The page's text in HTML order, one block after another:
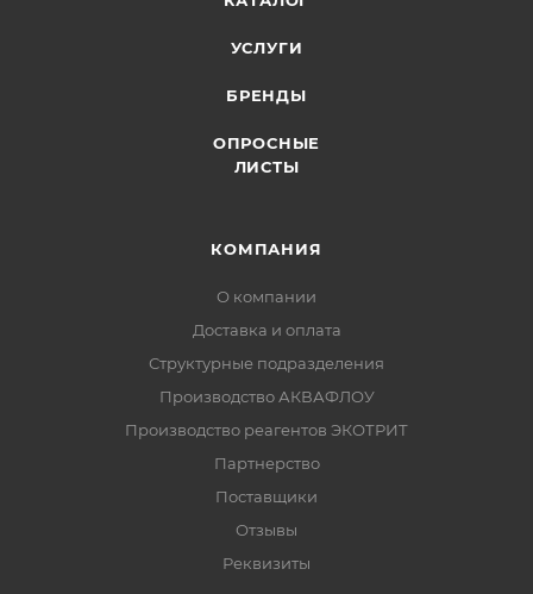
УСЛУГИ
БРЕНДЫ
ОПРОСНЫЕ
ЛИСТЫ
КОМПАНИЯ
О компании
Доставка и оплата
Структурные подразделения
Производство АКВАФЛОУ
Производство реагентов ЭКОТРИТ
Партнерство
Поставщики
Отзывы
Реквизиты